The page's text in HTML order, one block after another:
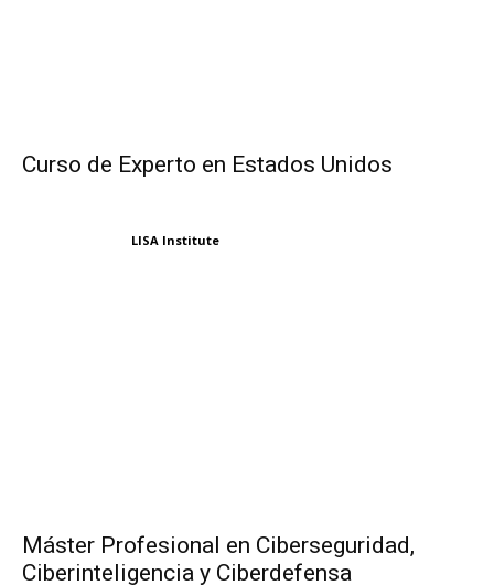
Curso de Experto en Estados Unidos
LISA Institute
Máster Profesional en Ciberseguridad,
Ciberinteligencia y Ciberdefensa